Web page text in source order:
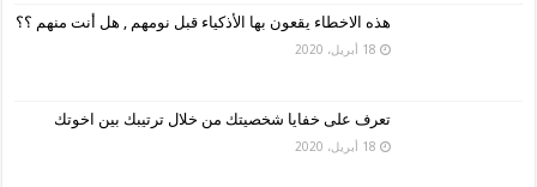
هذه الاخطاء يقعون بها الأذكياء قبل نومهم , هل أنت منهم ؟؟
18 أبريل، 2020
تعرف على خفايا شخصيتك من خلال ترتيبك بين اخوتك
18 أبريل، 2020